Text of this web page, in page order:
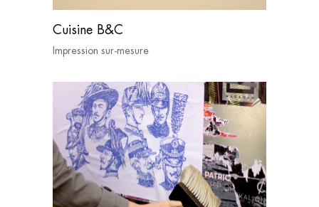
Cuisine B&C
Impression sur-mesure